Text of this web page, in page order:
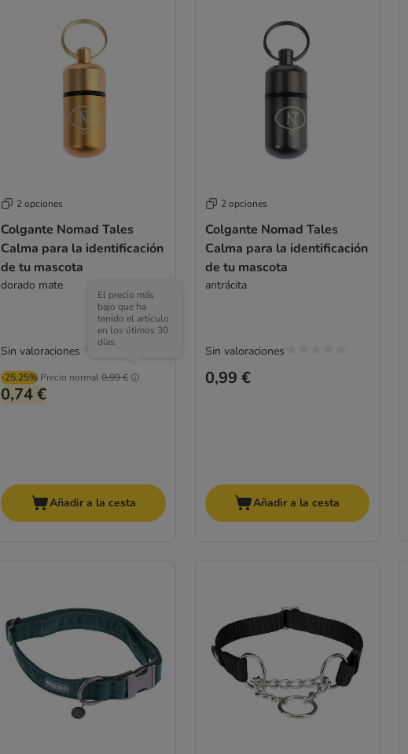
2 opciones
Colgante Nomad Tales
Calma para la identificación
de tu mascota
dorado mate
-25.25% Precio normal0,99 €
El precio más
bajo que ha
tenido el artículo
en los útimos 30
días.
0,74 €
Sin valoraciones
Añadir a la cesta
2 opciones
Colgante Nomad Tales
Calma para la identificación
de tu mascota
antrácita
0,99 €
Sin valoraciones
Añadir a la cesta